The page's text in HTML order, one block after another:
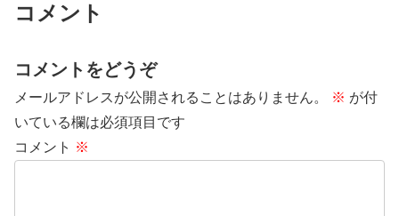
コメント
コメントをどうぞ
メールアドレスが公開されることはありません。 ※ が付
いている欄は必須項目です
コメント ※